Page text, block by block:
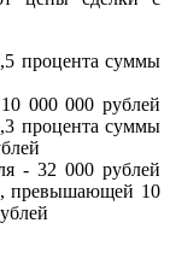
процента суммы
000 000 рублей
процента суммы
- 32 000 рублей
превышающей 10